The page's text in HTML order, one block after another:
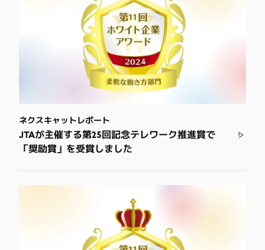
ネクスキャットレポート
JTAが主催する第25回記念テレワーク推進賞で
「奨励賞」を受賞しました